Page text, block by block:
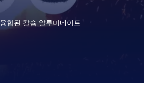
융합된 칼슘 알루미네이트